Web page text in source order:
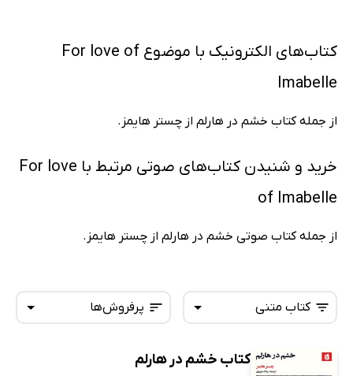
کتاب‌های الکترونیک با موضوع For love of
Imabelle
از جمله کتاب خشم در هارلم از چستر هایمز.
خرید و شنیدن کتاب‌های صوتی مرتبط با For love
of Imabelle
از جمله کتاب صوتی خشم در هارلم از چستر هایمز.
پرفروش‌ها
تازه‌ها
کتاب متنی
همه کتاب‌ها
کتاب خشم در هارلم